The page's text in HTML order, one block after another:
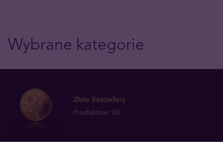
Wybrane kategorie
Złote Bestsellery
Produktów: 30